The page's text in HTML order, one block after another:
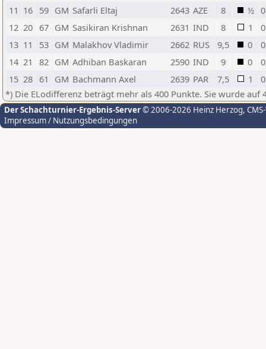
11 16 59 GM Safarli Eltaj 2643 AZE 8 ½
12 20 67 GM Sasikiran Krishnan 2631 IND 8 1
13 11 53 GM Malakhov Vladimir 2662 RUS 9,5 0
14 21 82 GM Adhiban Baskaran 2590 IND 9 0
15 28 61 GM Bachmann Axel 2639 PAR 7,5 1
*) Die ELodifferenz beträgt mehr als 400 Punkte. Sie wurde auf
Der Schachturnier-Ergebnis-Server© 2006-2026 Heinz Herzog,
Impressum / Nutzungsbedingungen